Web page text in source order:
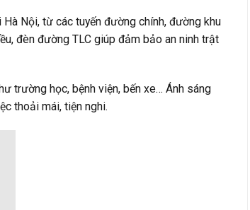
Nội, từ các tuyến đường chính, đường khu
đèn đường TLC giúp đảm bảo an ninh trật
trường học, bệnh viện, bến xe… Ánh sáng
thoải mái, tiện nghi.